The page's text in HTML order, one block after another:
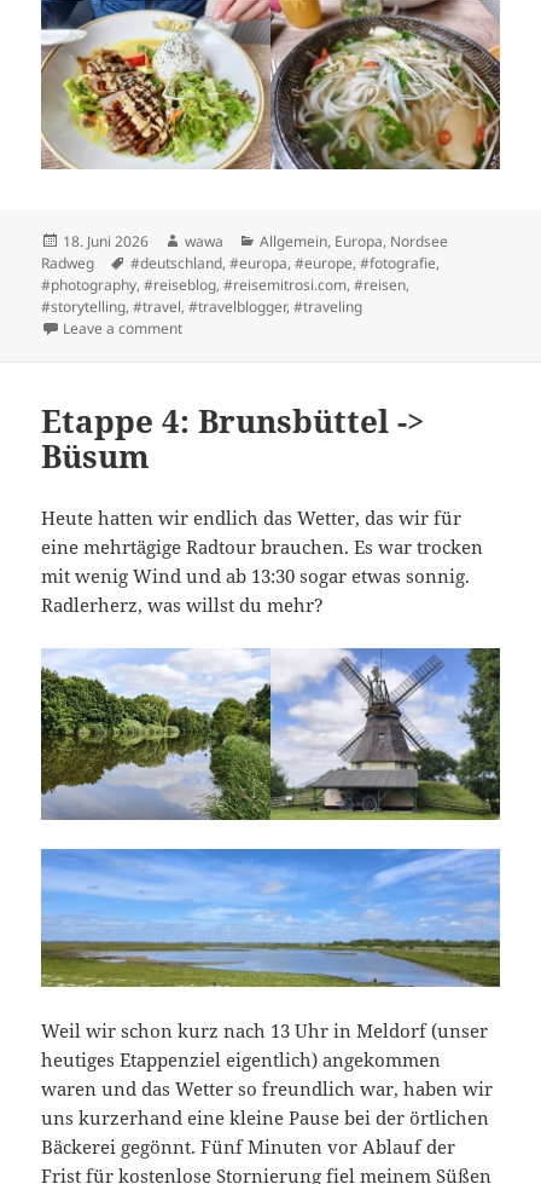
Posted
on
18. Juni 2026 Author
wawa Categories
Allgemein, Europa, Nordsee
Radweg
Tags
#deutschland,#europa,#europe,#fotografie,
#photography,#reiseblog,#reisemitrosi.com,#reisen,
#storytelling,#travel,#travelblogger,#traveling
Leave a commenton Etappe 3: Glückstadt nach Brunsbüttel
Etappe 4: Brunsbüttel ->
Büsum
Heute hatten wir endlich das Wetter, das wir für
eine mehrtägige Radtour brauchen. Es war trocken
mit wenig Wind und ab 13:30 sogar etwas sonnig.
Radlerherz, was willst du mehr?
Weil wir schon kurz nach 13 Uhr in Meldorf (unser
heutiges Etappenziel eigentlich) angekommen
waren und das Wetter so freundlich war, haben wir
uns kurzerhand eine kleine Pause bei der örtlichen
Bäckerei gegönnt. Fünf Minuten vor Ablauf der
Frist für kostenlose Stornierung fiel meinem Süßen